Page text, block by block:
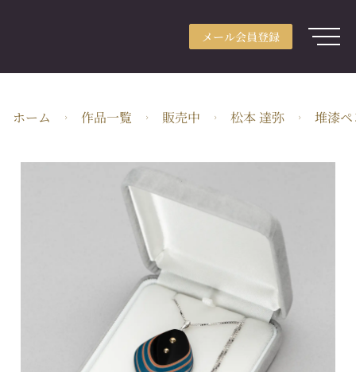
メール会員登録
用途別検索
分野別検索
JA・JPY
株式会社ARTerrace
〒104-0031 東京都中央区京橋二丁目2番1号
ホーム 作品一覧 販売中 松本 達弥 堆漆